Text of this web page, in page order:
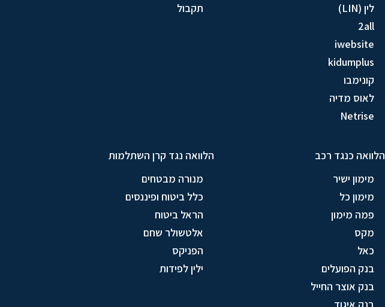
לין (LIN)
2all
iwebsite
kidumplus
קונימבו
לאוס מדיה
Netrise
תקבול
הלוואה כנגד רכב
מימון ישיר
מימון כל
פמה מימון
מקס
כאל
בנק הפועלים
בנק אוצר החייל
בנק איגוד
הלוואה נגד קרן השתלמות
מנורה מבטחים
כלל ביטוח ופיננסים
הראל ביטוח
אלטשולר שחם
הפניקס
ילין לפידות